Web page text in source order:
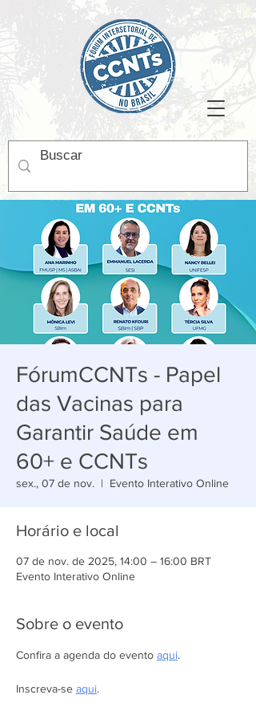
FórumCCNTs - Papel
das Vacinas para
Garantir Saúde em
60+ e CCNTs
sex., 07 de nov.
  |
Evento Interativo Online
Horário e local
07 de nov. de 2025, 14:00 – 16:00 BRT
Evento Interativo Online
Sobre o evento
Confira a agenda do evento aqui.
Inscreva-se aqui.